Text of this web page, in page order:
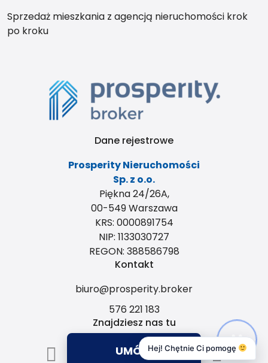
Sprzedaż mieszkania z agencją nieruchomości krok
po kroku
Dane rejestrowe
Prosperity Nieruchomości
Sp. z o.o.
Piękna 24/26A,
00-549 Warszawa
KRS: 0000891754
NIP: 1133030727
REGON: 388586798
UMÓW
Kontakt
biuro@prosperity.broker
576 221 183
Znajdziesz nas tu
Hej! Chętnie Ci pomogę